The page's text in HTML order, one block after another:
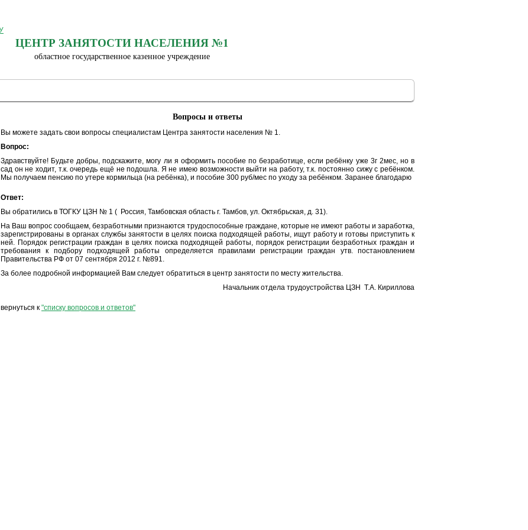
ЦЕНТР ЗАНЯТОСТИ НАСЕЛЕНИЯ №1
областное государственное казенное учреждение
Вопросы и ответы
Вы можете задать свои вопросы специалистам Центра занятости населения № 1.
Вопрос:
Здравствуйте! Будьте добры, подскажите, могу ли я оформить пособие по безработице, если ребёнку уже 3г 2мес, но в
сад он не ходит, т.к. очередь ещё не подошла. Я не имею возможности выйти на работу, т.к. постоянно сижу с ребёнком.
Мы получаем пенсию по утере кормильца (на ребёнка), и пособие 300 руб/мес по уходу за ребёнком. Заранее благодарю
Ответ:
Вы обратились в ТОГКУ ЦЗН № 1 ( Россия, Тамбовская область г. Тамбов, ул. Октябрьская, д. 31).
На Ваш вопрос сообщаем, безработными признаются трудоспособные граждане, которые не имеют работы и заработка,
зарегистрированы в органах службы занятости в целях поиска подходящей работы, ищут работу и готовы приступить к
ней. Порядок регистрации граждан в целях поиска подходящей работы, порядок регистрации безработных граждан и
требования к подбору подходящей работы определяется правилами регистрации граждан утв. постановлением
Правительства РФ от 07 сентября 2012 г. №891.
За более подробной информацией Вам следует обратиться в центр занятости по месту жительства.
Начальник отдела трудоустройства ЦЗН Т.А. Кириллова
вернуться к "списку вопросов и ответов"